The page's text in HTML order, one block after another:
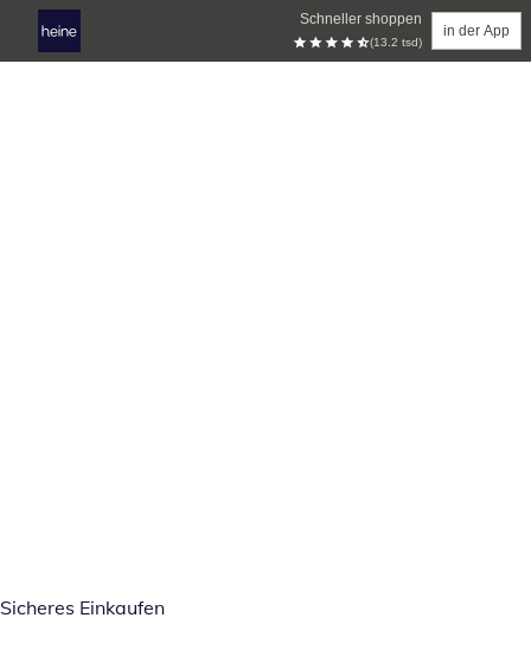
Schneller shoppen
(13.2 tsd)
in der App
Sicheres Einkaufen